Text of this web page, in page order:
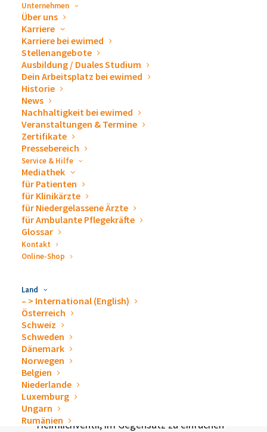
Unternehmen
Über uns
Karriere
Karriere bei ewimed
Stellenangebote
Ausbildung / Duales Studium
Dein Arbeitsplatz bei ewimed
Historie
News
Nachhaltigkeit bei ewimed
Veranstaltungen & Termine
Zertifikate
Pressebereich
Service & Hilfe
Mediathek
für Patienten
für Klinikärzte
für Niedergelassene Ärzte
für Ambulante Pflegekräfte
Glossar
Kontakt
Online-Shop
Land
– > International (English)
Österreich
Schweiz
Schweden
Dänemark
Norwegen
Belgien
Niederlande
Luxemburg
Ungarn
Rumänien
Mindestabnahme
1 VE = 10 Stück, steril
€857,99
Funktionen und Vorteile
Sanfte Ableitung mittels Schwerkraft
Großes Fassungsvermögen (2000ml)
Rückfluss des Ergusses wird durch integriertes
Heimlichventil, im Gegensatz zu einfachen